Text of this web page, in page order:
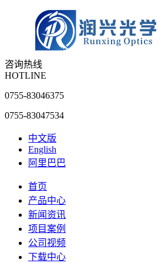
咨询热线
HOTLINE
0755-83046375
0755-83047534
中文版
English
阿里巴巴
首页
产品中心
新闻资讯
项目案例
公司视频
下载中心